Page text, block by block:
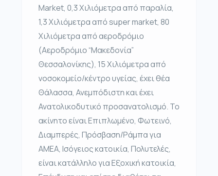
Market, 0,3 Χιλιόμετρα από παραλία,
1,3 Χιλιόμετρα από super market, 80
Χιλιόμετρα από αεροδρόμιο
(Αεροδρόμιο “Μακεδονία”
Θεσσαλονίκης), 15 Χιλιόμετρα από
νοσοκομείο/κέντρο υγείας, έχει θέα
Θάλασσα, Ανεμπόδιστη και έχει
Ανατολικοδυτικό προσανατολισμό. Το
ακίνητο είναι Επιπλωμένο, Φωτεινό,
Διαμπερές, Πρόσβαση/Ράμπα για
ΑΜΕΑ, Ισόγειος κατοικία, Πολυτελές,
είναι κατάλληλο για Εξοχική κατοικία,